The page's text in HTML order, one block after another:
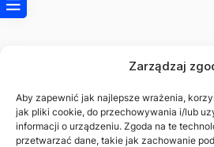
Zarządzaj
Aby zapewnić jak najlepsze wrażenia,
jak pliki cookie, do przechowywania i/lub
informacji o urządzeniu. Zgoda na te
przetwarzać dane, takie jak zachowanie